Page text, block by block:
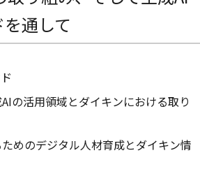
通して
の活用領域とダイキンにおける取り
めのデジタル人材育成とダイキン情